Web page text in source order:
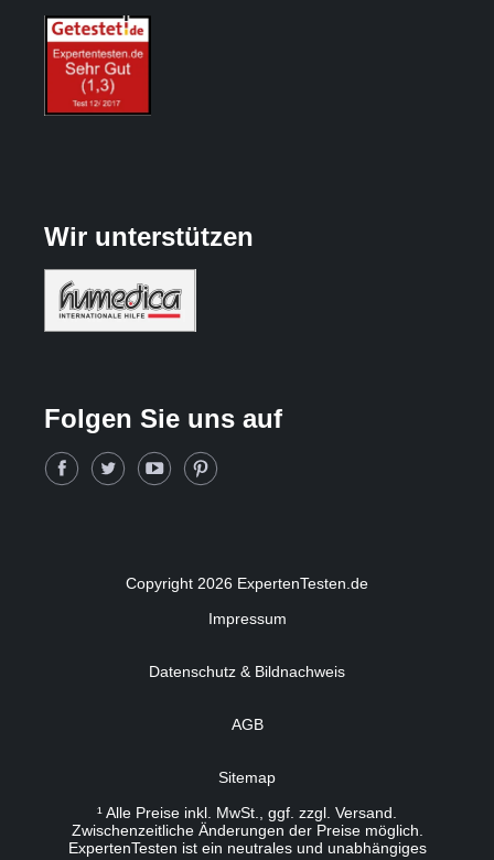
Wir unterstützen
Folgen Sie uns auf
Copyright 2026 ExpertenTesten.de
Impressum
Datenschutz & Bildnachweis
AGB
Sitemap
¹ Alle Preise inkl. MwSt., ggf. zzgl. Versand.
Zwischenzeitliche Änderungen der Preise möglich.
ExpertenTesten ist ein neutrales und unabhängiges